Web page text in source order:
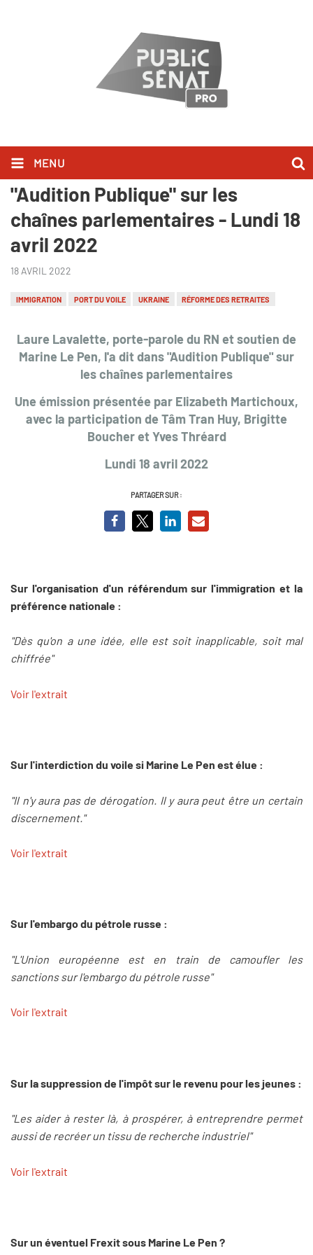
MENU
Laure Lavalette l'a dit dans
"Audition Publique" sur les
chaînes parlementaires - Lundi 18
avril 2022
18 AVRIL 2022
IMMIGRATION PORT DU VOILE UKRAINE RÉFORME DES RETRAITES
Laure Lavalette, porte-parole du RN et soutien de
Marine Le Pen, l'a dit dans "Audition Publique" sur
les chaînes parlementaires
Une émission présentée par Elizabeth Martichoux,
avec la participation de Tâm Tran Huy, Brigitte
Boucher et Yves Thréard
Lundi 18 avril 2022
PARTAGER SUR :
Sur l'organisation d'un référendum sur l'immigration et la
préférence nationale :
"Dès qu'on a une idée, elle est soit inapplicable, soit mal
chiffrée"
Voir l'extrait
Sur l'interdiction du voile si Marine Le Pen est élue :
"Il n'y aura pas de dérogation. Il y aura peut être un certain
discernement."
Voir l'extrait
Sur l'embargo du pétrole russe :
"L'Union européenne est en train de camoufler les
sanctions sur l'embargo du pétrole russe"
Voir l'extrait
Sur la suppression de l'impôt sur le revenu pour les jeunes :
"Les aider à rester là, à prospérer, à entreprendre permet
aussi de recréer un tissu de recherche industriel"
Voir l'extrait
Sur un éventuel Frexit sous Marine Le Pen ?